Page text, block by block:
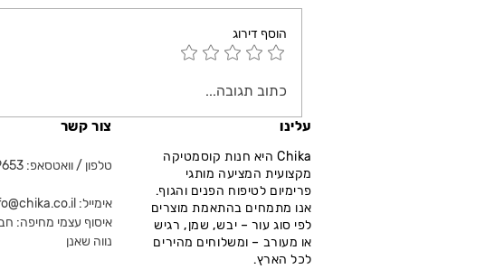
הוסף דירוג
כתוב תגובה...
צור קשר
טלפון / וואטסאפ: 055-3199653
אימייל: info@chika.co.il
איסוף עצמי מחיפה:
נווה שאנן
עלינו
Chika היא חנות קוסמטיקה
מקצועית המציעה מותגי
פרימיום לטיפוח הפנים והגוף.
אנו מתמחים בהתאמת מוצרים
לפי סוג עור – יבש, שמן, רגיש
או מעורב – ומשלוחים מהירים
לכל הארץ.